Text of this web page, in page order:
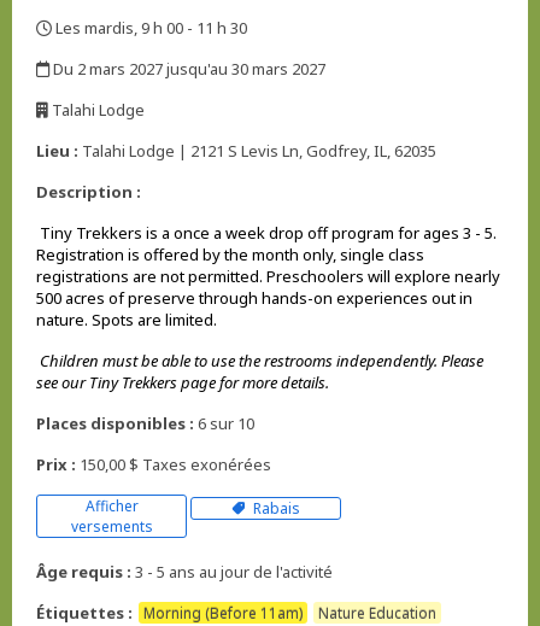
Les mardis, 9 h 00 - 11 h 30
Du 2 mars 2027 jusqu'au 30 mars 2027
Talahi Lodge
Lieu : Talahi Lodge | 2121 S Levis Ln, Godfrey, IL, 62035
Description :
Tiny Trekkers is a once a week drop off program for ages 3 - 5.
Registration is offered by the month only, single class
registrations are not permitted. Preschoolers will explore nearly
500 acres of preserve through hands-on experiences out in
nature. Spots are limited.
Children must be able to use the restrooms independently. Please
see our Tiny Trekkers page for more details.
Places disponibles : 6 sur 10
Prix : 150,00 $ Taxes exonérées
Afficher
versements
Rabais
Âge requis : 3 - 5 ans au jour de l'activité
Étiquettes :
Morning (Before 11am)
Nature Education